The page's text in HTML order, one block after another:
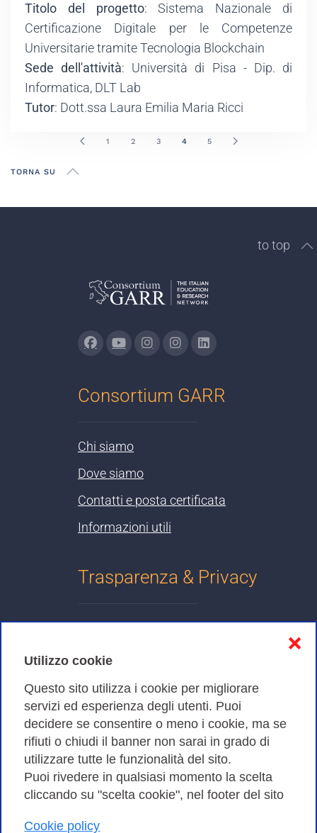
Utilizzo cookie
Questo sito utilizza i cookie per migliorare
servizi ed esperienza degli utenti. Puoi
decidere se consentire o meno i cookie, ma se
rifiuti o chiudi il banner non sarai in grado di
utilizzare tutte le funzionalità del sito.
Puoi rivedere in qualsiasi momento la scelta
cliccando su "scelta cookie", nel footer del sito
Cookie policy
❌
Titolo del progetto: Sistema Nazionale di
Certificazione Digitale per le Competenze
Universitarie tramite Tecnologia Blockchain
Sede dell'attività: Università di Pisa - Dip. di
Informatica, DLT Lab
Tutor: Dott.ssa Laura Emilia Maria Ricci
1 2 3 4 5
TORNA SU
to top
Consortium GARR
Chi siamo
Dove siamo
Contatti e posta certificata
Informazioni utili
Trasparenza & Privacy
Cookies Policy
Amministrazione trasparente
Bandi di Gara
Consortium GARR - Via dei Tizii, 6 - 00185 Roma | Tel.
| CF 97284570583 – PI 07577141000 | Codice